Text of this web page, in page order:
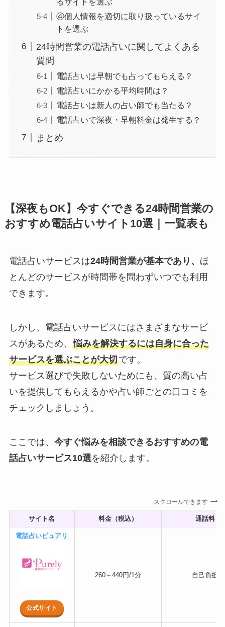
④個人情報を適切に取り扱っているサイ
トを選ぶ
24時間営業の電話占いに関してよくある
質問
電話占いは早朝でも占ってもらえる？
電話占いにかかる平均時間は？
電話占いは新人の占い師でも当たる？
電話占いで深夜・早朝料金は発生する？
まとめ
【深夜もOK】今すぐできる24時間営業の
おすすめ電話占いサイト 10選｜一覧表も
電話占いサービスは24時間営業が基本であり、 ほ
とんどのサービスが時間帯を問わずいつでも利用
できます。
しかし、電話占いサービスにはさまざまなサービ
スがあるため、 悩みを解決するには自身に合った
サービスを選ぶことが大切です。
サービス選びで失敗しないためにも、質の高い占
いを提供してもらえるかや占い師ごとの口コミを
チェックしましょう。
ここでは、 今すぐ悩みを相談できるおすすめの電
話占いサービス10選を紹介します。
スクロールできます
サイト名 料金（税込） 通話料
電話占いピュアリ
公式サイト
260～440円/1分 自己負担